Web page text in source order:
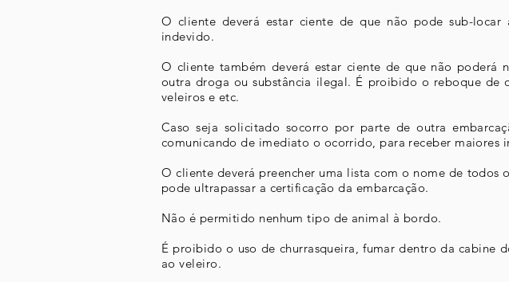
O cliente deverá estar ciente de que não pode sub-
indevido.
O cliente também deverá estar ciente de que não poderá
outra droga ou substância ilegal. É proibido o reboque de
veleiros e etc.
Caso seja solicitado socorro por parte de outra
comunicando de imediato o ocorrido, para receber maiores
O cliente deverá preencher uma lista com o nome de
pode ultrapassar a certificação da embarcação.
Não é permitido nenhum tipo de animal à bordo.
É proibido o uso de churrasqueira, fumar dentro da cabine
ao veleiro.